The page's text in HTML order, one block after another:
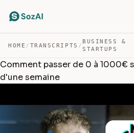
HOME / TRANSCRIPTS /
BUSINESS &
STARTUPS
Comment passer de 0 à 1000€
d'une semaine